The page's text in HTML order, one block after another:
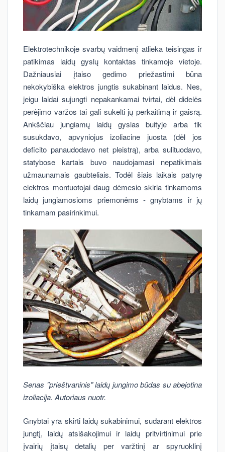
Elektrotechnikoje svarbų vaidmenį atlieka teisingas ir
patikimas laidų gyslų kontaktas tinkamoje vietoje.
Dažniausiai įtaiso gedimo priežastimi būna
nekokybiška elektros jungtis sukabinant laidus. Nes,
jeigu laidai sujungti nepakankamai tvirtai, dėl didelės
perėjimo varžos tai gali sukelti jų perkaitimą ir gaisrą.
Ankščiau jungiamų laidų gyslas buityje arba tik
susukdavo, apvyniojus izoliacine juosta (dėl jos
deficito panaudodavo net pleistrą), arba sulituodavo,
statybose kartais buvo naudojamasi nepatikimais
užmaunamais gaubteliais. Todėl šiais laikais patyrę
elektros montuotojai daug dėmesio skiria tinkamoms
laidų jungiamosioms priemonėms - gnybtams ir jų
tinkamam pasirinkimui.
Senas "prieštvaninis" laidų jungimo būdas su abejotina
izoliacija. Autoriaus nuotr.
Gnybtai yra skirti laidų sukabinimui, sudarant elektros
jungtį, laidų atsišakojimui ir laidų pritvirtinimui prie
įvairių įtaisų detalių per varžtinį ar spyruoklinį